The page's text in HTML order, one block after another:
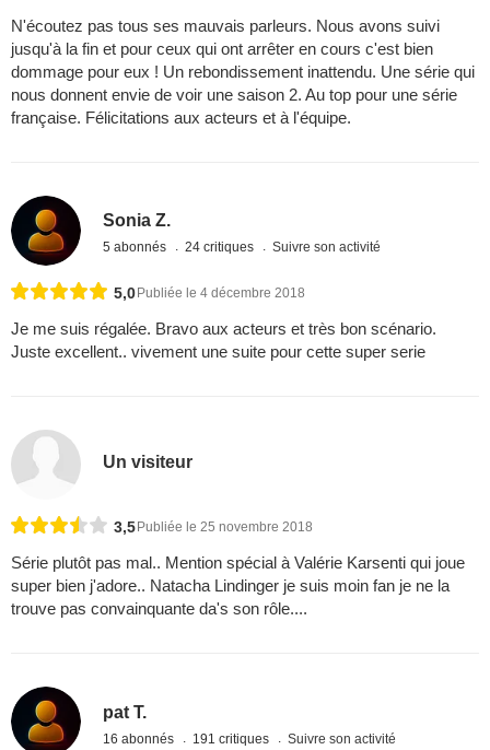
N'écoutez pas tous ses mauvais parleurs. Nous avons suivi
jusqu'à la fin et pour ceux qui ont arrêter en cours c'est bien
dommage pour eux ! Un rebondissement inattendu. Une série qui
nous donnent envie de voir une saison 2. Au top pour une série
française. Félicitations aux acteurs et à l'équipe.
Sonia Z.
5 abonnés 24 critiques Suivre son activité
5,0Publiée le 4 décembre 2018
Je me suis régalée. Bravo aux acteurs et très bon scénario.
Juste excellent.. vivement une suite pour cette super serie
Un visiteur
3,5 Publiée le 25 novembre 2018
Série plutôt pas mal.. Mention spécial à Valérie Karsenti qui joue
super bien j'adore.. Natacha Lindinger je suis moin fan je ne la
trouve pas convainquante da's son rôle....
pat T.
16 abonnés 191 critiques Suivre son activité